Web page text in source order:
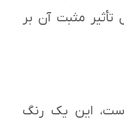
مثبت آن بر
این یک رنگ